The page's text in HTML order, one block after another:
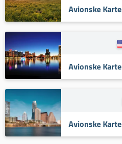
Avionske Karte
Avionske Karte
Avionske Karte